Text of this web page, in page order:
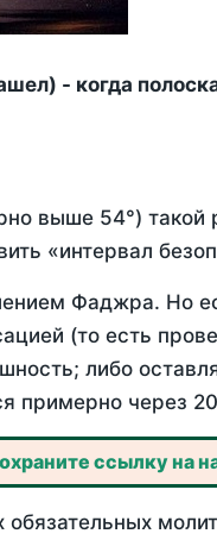
- когда
выше 54°)
«интервал
Фаджра. Но
(то есть
либо
примерно через
ссылку на
обязательных